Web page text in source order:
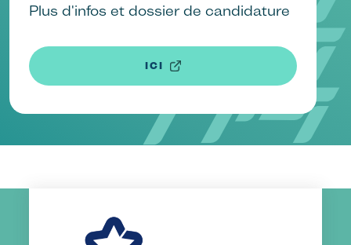
Plus d'infos et dossier de candidature
ICI